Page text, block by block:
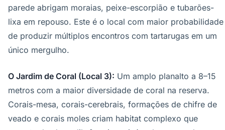
parede abrigam moraias, peixe-escorpião e tubarões-
lixa em repouso. Este é o local com maior probabilidade
de produzir múltiplos encontros com tartarugas em um
único mergulho.
O Jardim de Coral (Local 3): Um amplo planalto a 8–15
metros com a maior diversidade de coral na reserva.
Corais-mesa, corais-cerebrais, formações de chifre de
veado e corais moles criam habitat complexo que